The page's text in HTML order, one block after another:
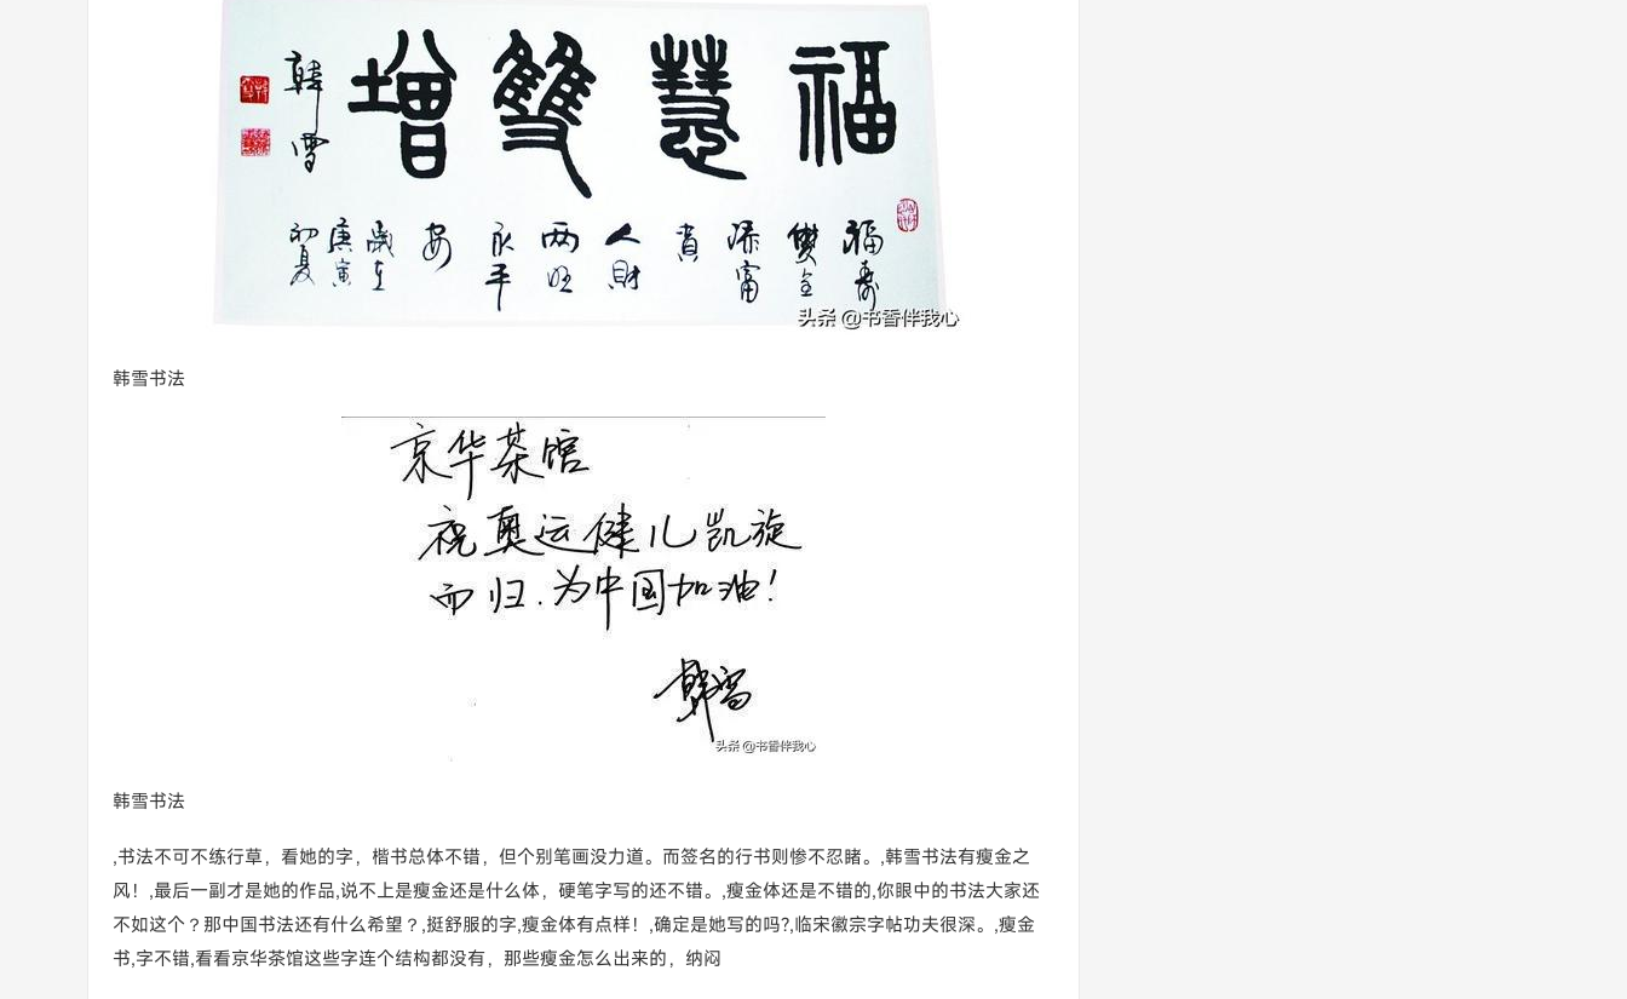
韩雪书法
韩雪书法
,书法不可不练行草，看她的字，楷书总体不错，但个别笔画没力道。而签名的行书则惨不忍睹。,韩雪书法有瘦金之
风！,最后一副才是她的作品,说不上是瘦金还是什么体，硬笔字写的还不错。,瘦金体还是不错的,你眼中的书法大家还
不如这个？那中国书法还有什么希望？,挺舒服的字,瘦金体有点样！,确定是她写的吗?,临宋徽宗字帖功夫很深。,瘦金
书,字不错,看看京华茶馆这些字连个结构都没有，那些瘦金怎么出来的，纳闷